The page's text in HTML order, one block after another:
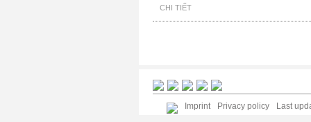
CHI TIẾT
Imprint Privacy policy Last